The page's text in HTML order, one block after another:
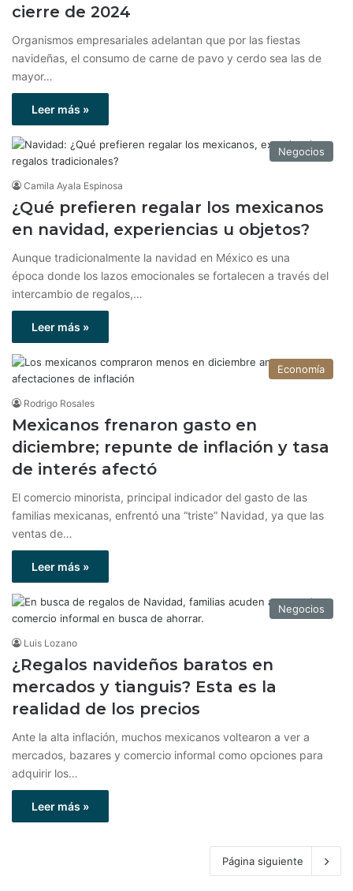
cierre de 2024
Organismos empresariales adelantan que por las fiestas
navideñas, el consumo de carne de pavo y cerdo sea las de
mayor…
Leer más »
Negocios
Camila Ayala Espinosa
¿Qué prefieren regalar los mexicanos
en navidad, experiencias u objetos?
Aunque tradicionalmente la navidad en México es una
época donde los lazos emocionales se fortalecen a través del
intercambio de regalos,…
Leer más »
Economía
Rodrigo Rosales
Mexicanos frenaron gasto en
diciembre; repunte de inflación y tasa
de interés afectó
El comercio minorista, principal indicador del gasto de las
familias mexicanas, enfrentó una “triste” Navidad, ya que las
ventas de…
Leer más »
Negocios
Luis Lozano
¿Regalos navideños baratos en
mercados y tianguis? Esta es la
realidad de los precios
Ante la alta inflación, muchos mexicanos voltearon a ver a
mercados, bazares y comercio informal como opciones para
adquirir los…
Leer más »
Página siguiente